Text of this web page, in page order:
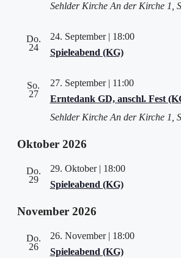
Sehlder Kirche An der Kirche 1,
Do.
24
Spieleabend (KG)
24. September | 18:00
So.
27
Erntedank GD, anschl. Fest
27. September | 11:00
Sehlder Kirche An der Kirche 1,
Oktober 2026
Do.
29
Spieleabend (KG)
29. Oktober | 18:00
November 2026
Do.
26
Spieleabend (KG)
26. November | 18:00